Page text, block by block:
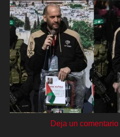
Deja un comentario